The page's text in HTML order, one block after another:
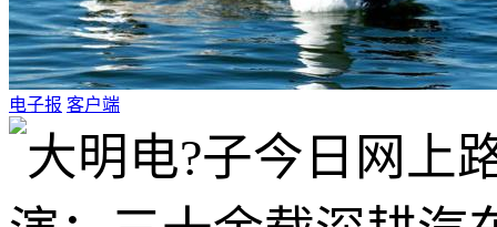
电子报 客户端